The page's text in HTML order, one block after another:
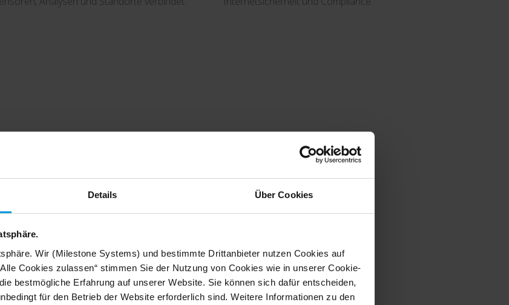
Details Über Cookies
Wir (Milestone Systems) und bestimmte Drittanbieter nutzen Cookies auf
Cookies zulassen“ stimmen Sie der Nutzung von Cookies wie in unserer Cookie-
bestmögliche Erfahrung auf unserer Website. Sie können sich dafür entscheiden,
für den Betrieb der Website erforderlich sind. Weitere Informationen zu den
Kunden an mehr als
auf unser Produkt.
zukunftssicher mit der offensten und skalierbarsten
auf dem Markt. Dieses Video zeigt Ihnen, was alles möglich ist.